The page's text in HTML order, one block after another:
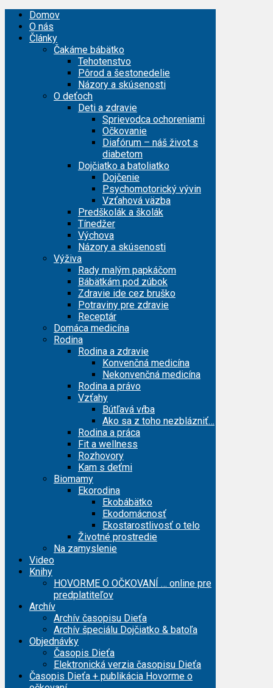
Domov
O nás
Články
Čakáme bábätko
Tehotenstvo
Pôrod a šestonedelie
Názory a skúsenosti
O deťoch
Deti a zdravie
Sprievodca ochoreniami
Očkovanie
Diafórum – náš život s
diabetom
Dojčiatko a batoliatko
Dojčenie
Psychomotorický vývin
Vzťahová väzba
Predškolák a školák
Tínedžer
Výchova
Názory a skúsenosti
Výživa
Rady malým papkáčom
Bábätkám pod zúbok
Zdravie ide cez bruško
Potraviny pre zdravie
Receptár
Domáca medicína
Rodina
Rodina a zdravie
Konvenčná medicína
Nekonvenčná medicína
Rodina a právo
Vzťahy
Bútľavá vŕba
Ako sa z toho nezblázniť…
Rodina a práca
Fit a wellness
Rozhovory
Kam s deťmi
Biomamy
Ekorodina
Ekobábätko
Ekodomácnosť
Ekostarostlivosť o telo
Životné prostredie
Na zamyslenie
Video
Knihy
HOVORME O OČKOVANÍ … online pre
predplatiteľov
Archív
Archív časopisu Dieťa
Archív špeciálu Dojčiatko & batoľa
Objednávky
Časopis Dieťa
Elektronická verzia časopisu Dieťa
Časopis Dieťa + publikácia Hovorme o